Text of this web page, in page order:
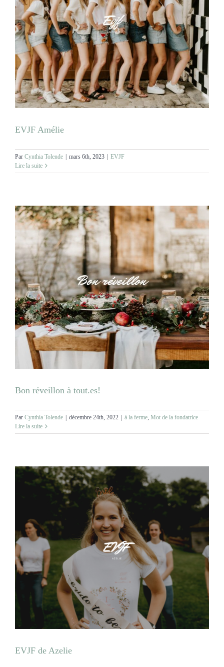
EVJF Amélie
Par Cynthia Tolende mars 6th, 2023
EVJF
Lire la suite
Bon réveillon à tout.es!
Par Cynthia Tolende | décembre 24th, 2022 | à la ferme Mot de la fondatrice
Lire la suite
EVJF de Azelie